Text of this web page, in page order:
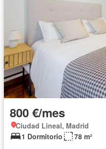
800 €/mes
Ciudad Lineal, Madrid
1 Dormitorio
78 m²